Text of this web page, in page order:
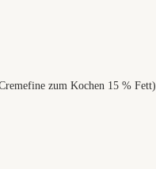
zum Kochen 15 % Fett)